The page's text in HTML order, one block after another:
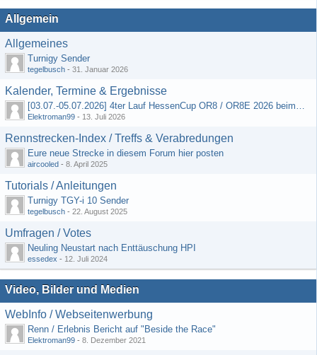
Allgemein
Allgemeines
Turnigy Sender
tegelbusch - 31. Januar 2026
Kalender, Termine & Ergebnisse
[03.07.-05.07.2026] 4ter Lauf HessenCup OR8 / OR8E 2026 beim MSV Linsengericht e.V.
Elektroman99 - 13. Juli 2026
Rennstrecken-Index / Treffs & Verabredungen
Eure neue Strecke in diesem Forum hier posten
aircooled - 8. April 2025
Tutorials / Anleitungen
Turnigy TGY-i 10 Sender
tegelbusch - 22. August 2025
Umfragen / Votes
Neuling Neustart nach Enttäuschung HPI
essedex - 12. Juli 2024
Video, Bilder und Medien
WebInfo / Webseitenwerbung
Renn / Erlebnis Bericht auf "Beside the Race"
Elektroman99 - 8. Dezember 2021